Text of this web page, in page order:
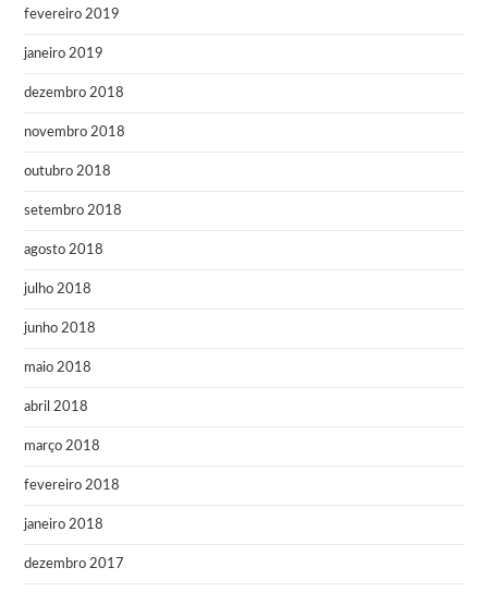
fevereiro 2019
janeiro 2019
dezembro 2018
novembro 2018
outubro 2018
setembro 2018
agosto 2018
julho 2018
junho 2018
maio 2018
abril 2018
março 2018
fevereiro 2018
janeiro 2018
dezembro 2017